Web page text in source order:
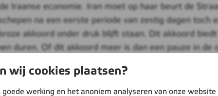
Iraanse economie. Iran moet op haar beurt de
na een eerste periode van zestig dagen toch
akkoord onder druk blijft staan. Dit akkoord
duren. Of dit akkoord meer is dan een pauze in de
akkoord gelijk in op de situatie door vijf lege LNG-
plekken, wachtend totdat een veilige passage
wij cookies plaatsen?
goede werking en het anoniem analyseren van onze